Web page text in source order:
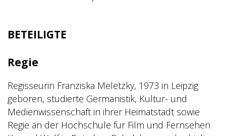
BETEILIGTE
Regie
Regisseurin Franziska Meletzky, 1973 in Leipzig
geboren, studierte Germanistik, Kultur- und
Medienwissenschaft in ihrer Heimatstadt sowie
Regie an der Hochschule für Film und Fernsehen